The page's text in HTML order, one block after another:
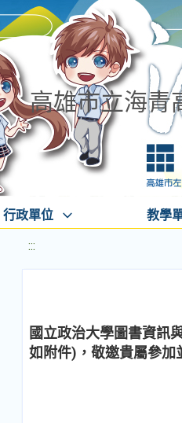
高雄市立海青
行政單位 教學
:::
國立政治大學圖書資訊
如附件)，敬邀貴屬參加